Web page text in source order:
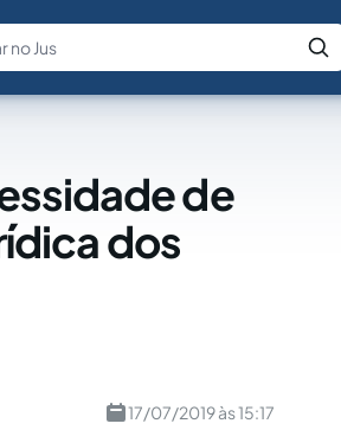
Fale com a IA Buscar no Jus
de
dos
17/07/2019 às 15:17